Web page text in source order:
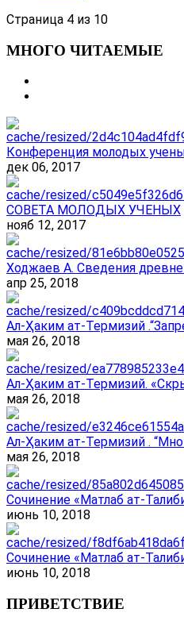
Страница 4 из 10
МНОГО ЧИТАЕМЫЕ
Конференция молодых
дек 06, 2017
СОВЕТА МОЛОДЫХ УЧЕНЫХ
нояб 12, 2017
Ходжаев А. Сведения
апр 25, 2018
Ал-Ҳаким ат-Термизий
мая 26, 2018
Ал-Ҳаким ат-Термизий.
мая 26, 2018
Ал-Ҳаким ат-Термизий .
мая 26, 2018
Сочинение «Матлаб ат-
июнь 10, 2018
Сочинение «Матлаб ат-
июнь 10, 2018
ПРИВЕТСТВИЕ